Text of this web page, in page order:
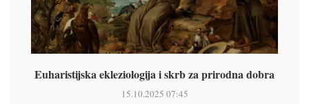
Euharistijska ekleziologija i skrb za prirodna dobra
15.10.2025 07:45